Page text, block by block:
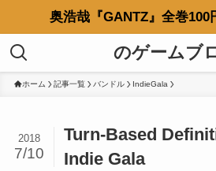
奥浩哉『GANTZ』全巻100
のゲームブ
ホーム 記事一覧 バンドル IndieGala
Turn-Based
Indie Gala
2018
7/10